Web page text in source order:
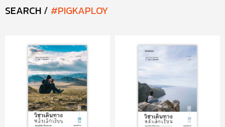
SEARCH / #PIGKAPLOY